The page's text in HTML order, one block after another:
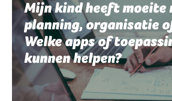
Mijn kind heeft moeite
planning, organisatie
Welke apps of
kunnen helpen?